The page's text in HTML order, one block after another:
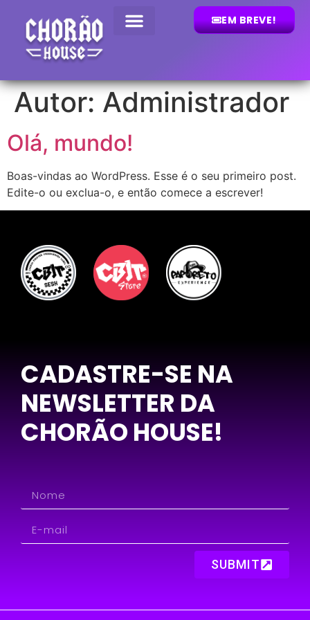
EM BREVE!
Autor:Administrador
Olá, mundo!
Boas-vindas ao WordPress. Esse é o seu primeiro post.
Edite-o ou exclua-o, e então comece a escrever!
CADASTRE-SE NA
NEWSLETTER DA
CHORÃO HOUSE!
SUBMIT